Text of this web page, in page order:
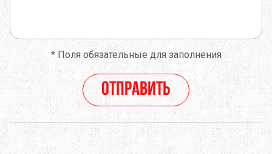
*Поля обязательные для заполнения
Отправить